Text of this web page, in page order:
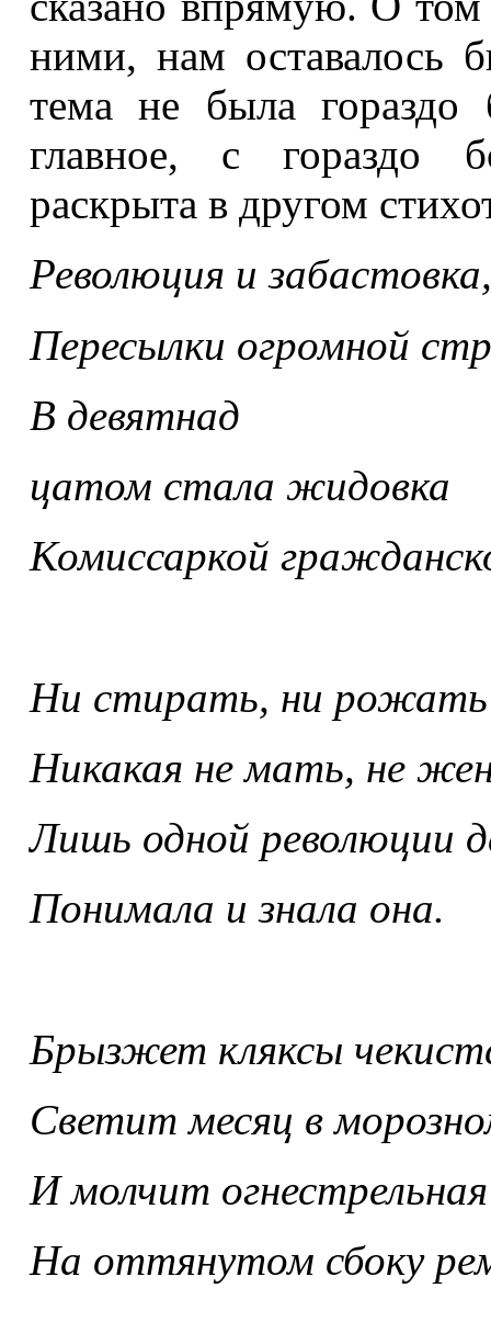
ними, нам оставалось
тема не была гораздо
главное, с гораздо
раскрыта в другом
Революция и забастовка,
Пересылки огромной
В девятнад
цатом стала жидовка
Комиссаркой
Ни стирать, ни рожать
Никакая не мать, не
Лишь одной революции
Понимала и знала она.
Брызжет кляксы
Светит месяц в
И молчит
На оттянутом сбоку